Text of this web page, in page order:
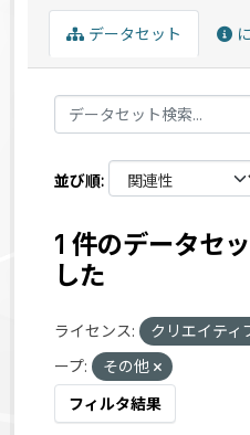
データセット
並び順
1 件のデータセ
した
ライセンス: クリエイティ
ープ:
その他
フィルタ結果